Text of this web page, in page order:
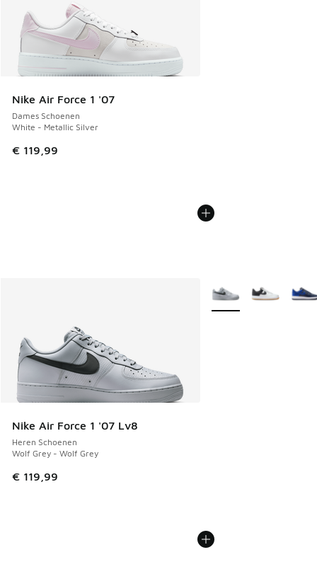
Nike Air Force 1 '07
Dames Schoenen
White - Metallic Silver
€ 119,99
Nike Air Force 1 '07 Lv8
Heren Schoenen
Wolf Grey - Wolf Grey
€ 119,99
Meer kleuren